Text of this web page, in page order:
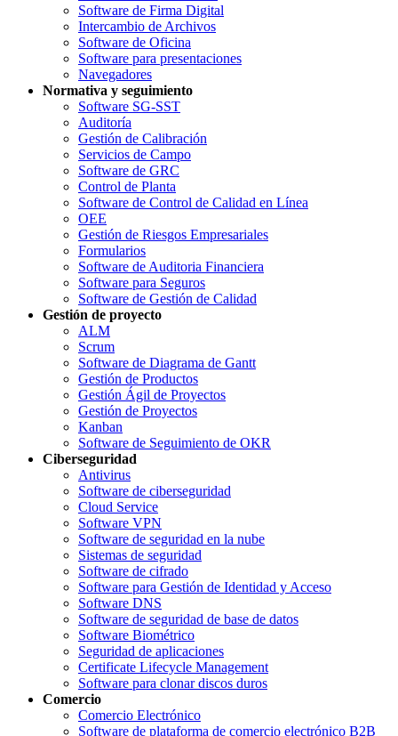
Software de Firma Digital
Intercambio de Archivos
Software de Oficina
Software para presentaciones
Navegadores
Normativa y seguimiento
Software SG-SST
Auditoría
Gestión de Calibración
Servicios de Campo
Software de GRC
Control de Planta
Software de Control de Calidad en Línea
OEE
Gestión de Riesgos Empresariales
Formularios
Software de Auditoria Financiera
Software para Seguros
Software de Gestión de Calidad
Gestión de proyecto
ALM
Scrum
Software de Diagrama de Gantt
Gestión de Productos
Gestión Ágil de Proyectos
Gestión de Proyectos
Kanban
Software de Seguimiento de OKR
Ciberseguridad
Antivirus
Software de ciberseguridad
Cloud Service
Software VPN
Software de seguridad en la nube
Sistemas de seguridad
Software de cifrado
Software para Gestión de Identidad y Acceso
Software DNS
Software de seguridad de base de datos
Software Biométrico
Seguridad de aplicaciones
Certificate Lifecycle Management
Software para clonar discos duros
Comercio
Comercio Electrónico
Software de plataforma de comercio electrónico B2B